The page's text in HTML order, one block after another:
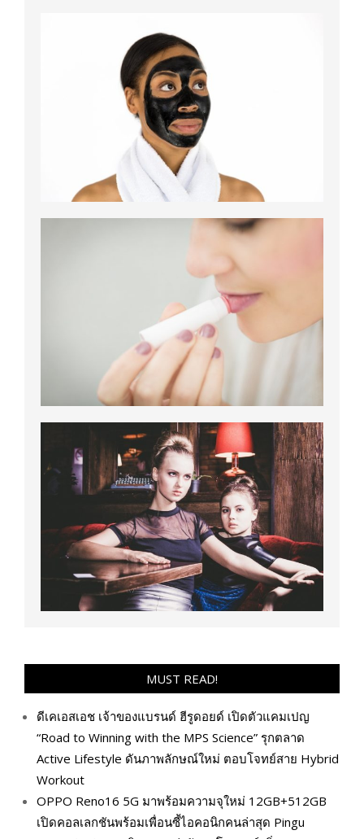
MUST READ!
ดีเคเอสเอช เจ้าของแบรนด์ ฮีรูดอยด์ เปิดตัวแคมเปญ
“Road to Winning with the MPS Science” รุกตลาด
Active Lifestyle ดันภาพลักษณ์ใหม่ ตอบโจทย์สาย Hybrid
Workout
OPPO Reno16 5G มาพร้อมความจุใหม่ 12GB+512GB
เปิดคอลเลกชันพร้อมเพื่อนซี้ไอคอนิกคนล่าสุด Pingu